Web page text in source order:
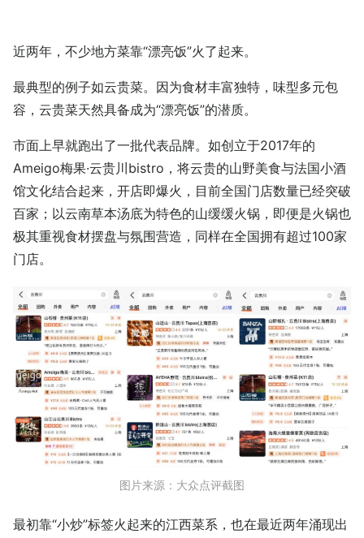
近两年，不少地方菜靠“漂亮饭”火了起来。
最典型的例子如云贵菜。因为食材丰富独特，味型多元包
容，云贵菜天然具备成为“漂亮饭”的潜质。
市面上早就跑出了一批代表品牌。如创立于2017年的
Ameigo梅果·云贵川bistro，将云贵的山野美食与法国小酒
馆文化结合起来，开店即爆火，目前全国门店数量已经突破
百家；以云南草本汤底为特色的山缓缓火锅，即便是火锅也
极其重视食材摆盘与氛围营造，同样在全国拥有超过100家
门店。
图片来源：大众点评截图
最初靠“小炒”标签火起来的江西菜系，也在最近两年涌现出